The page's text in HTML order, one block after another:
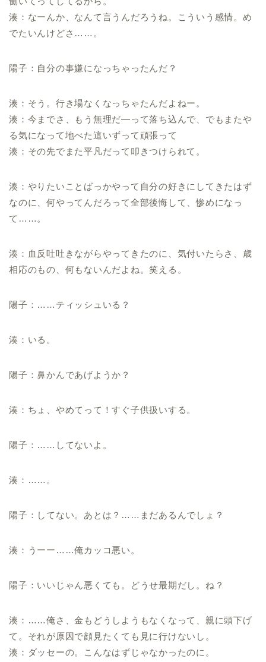
湊：なーんか、なんて言うんだろうね。こういう感情。め
でたいんけどさ……。
陽子：自分の事嫌になっちゃったんだ？
湊：そう。行き場なくなっちゃたんだよねー。
湊：今までさ、もう無理だ―って落ち込んで、でもまたや
る気になって地べた這いずって頑張って
湊：その先でまた平凡だって叩きつけられて。
湊：やりたいことばっかやって自分の好きにしてきたはず
なのに、何やってんだろって全部後悔して、惨めになっ
て……。
湊：血反吐吐きながらやってきたのに、気付いたらさ、歳
相応のもの、何もないんだよね。笑える。
陽子：……ティッシュいる？
湊：いる。
陽子：鼻かんであげようか？
湊：ちょ、やめてって！すぐ子供扱いする。
陽子：……してないよ。
湊：……。
陽子：してない。あとは？……まだあるんでしょ？
湊：うーー……俺カッコ悪い。
陽子：いいじゃん悪くても。どうせ最期だし。ね？
湊：……俺さ、金もどうしようもなくなって、親に頭下げ
て。それが原因で顔見たくても見に行けないし。
湊：ダッセーの。こんなはずじゃなかったのに。